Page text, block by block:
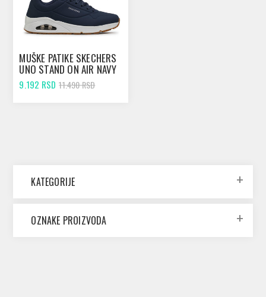
MUŠKE PATIKE SKECHERS
UNO STAND ON AIR NAVY
9.192 RSD 11.490 RSD
KATEGORIJE
OZNAKE PROIZVODA